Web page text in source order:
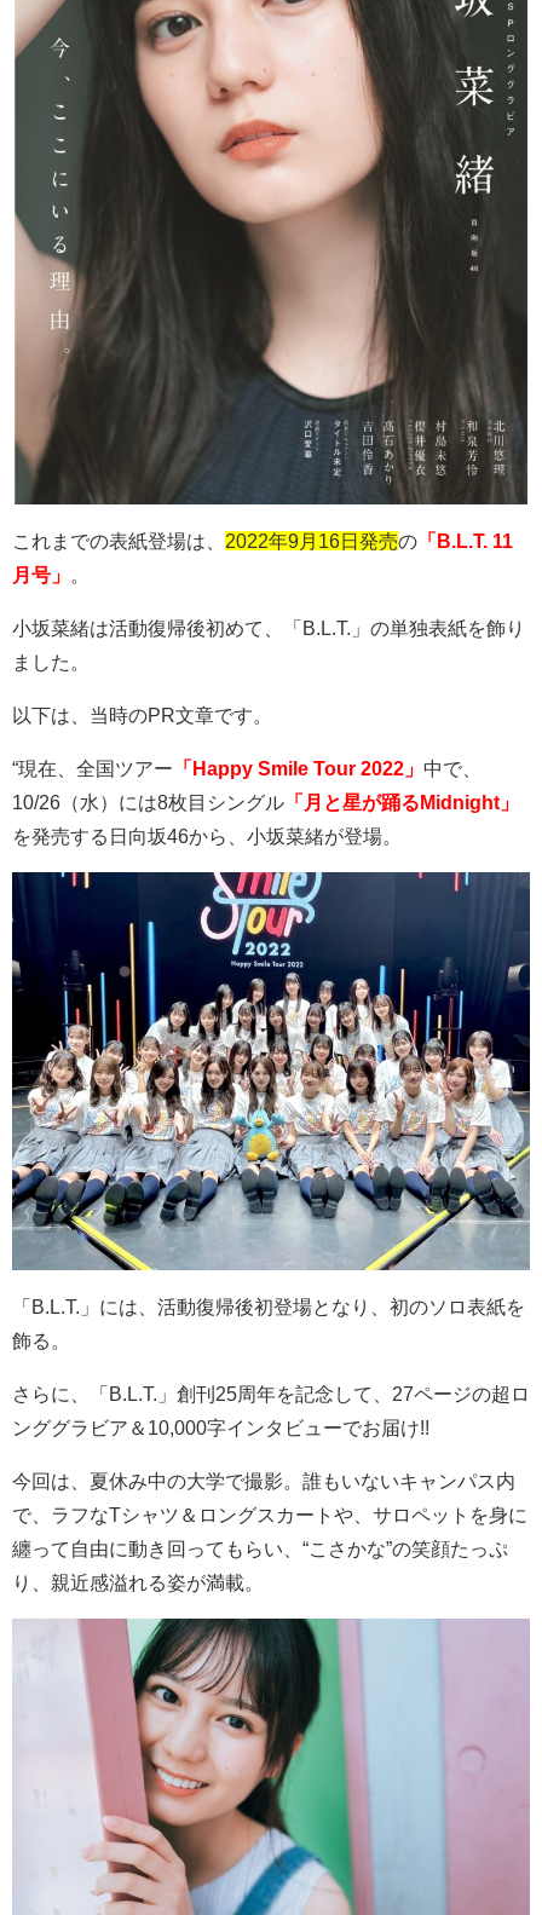
これまでの表紙登場は、 2022年9月16日発売の 「B.L.T. 11
月号」
小坂菜緒は活動復帰後初めて、「 B.L.T. 」の単独表紙を飾り
ました。
以下は、当時のPR文章です。
“現在、全国ツアー 「Happy Smile Tour 2022」 中で、
10/26 （水）には8枚目シングル 「月と星が踊るMidnight」
を発売する日向坂46から、小坂菜緒が登場。
「 B.L.T. 」には、活動復帰後初登場となり、初のソロ表紙を
飾る。
さらに、「 B.L.T. 」創刊 25周年を記念して、 27ページの超ロ
ンググラビア＆ 10,000字インタビューでお届け!!
今回は、夏休み中の大学で撮影。誰もいないキャンパス内
で、ラフなTシャツ＆ロングスカートや、サロペットを身に
纏って自由に動き回ってもらい、 “ こさかな”の笑顔たっぷ
り、親近感溢れる姿が満載。